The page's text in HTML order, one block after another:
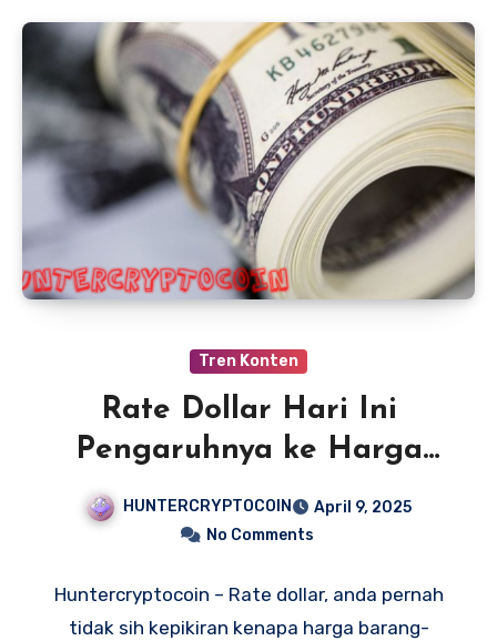
Tren Konten
Rate Dollar Hari Ini
Pengaruhnya ke Harga
Barang yang Kita Pakai
HUNTERCRYPTOCOIN
April 9, 2025
No Comments
Huntercryptocoin – Rate dollar, anda pernah
tidak sih kepikiran kenapa harga barang-